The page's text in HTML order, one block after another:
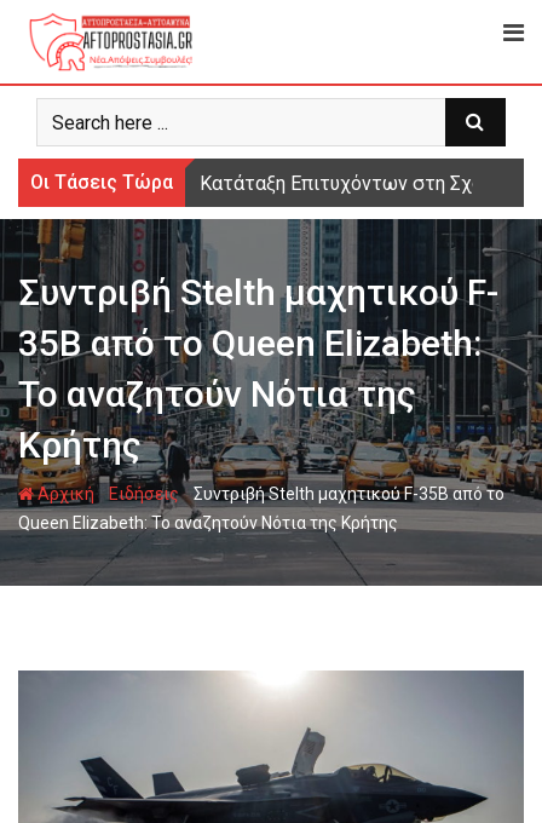
Ψάχνω
για...
Οι Τάσεις Τώρα Κατάταξη Επιτυχόντων στη Σχολή
Συντριβή Stelth μαχητικού F-
35B από το Queen Elizabeth:
Το αναζητούν Νότια της
Κρήτης
Αρχική-Ειδήσεις-Συντριβή Stelth μαχητικού F-35B από το
Queen Elizabeth: Το αναζητούν Νότια της Κρήτης